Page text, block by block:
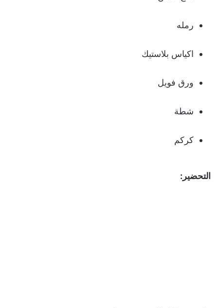
رمله
اكياس بلاستيك
ورق فويل
شطة
كركم
التحضير: